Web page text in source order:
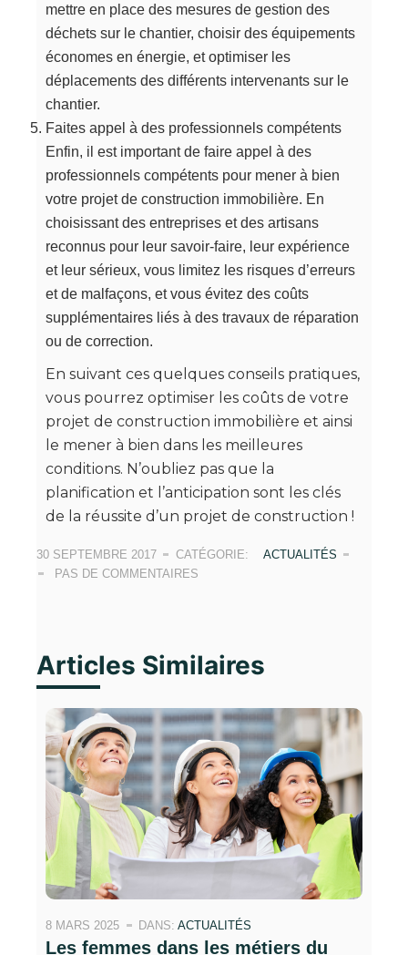
mettre en place des mesures de gestion des
déchets sur le chantier, choisir des équipements
économes en énergie, et optimiser les
déplacements des différents intervenants sur le
chantier.
Faites appel à des professionnels compétents
Enfin, il est important de faire appel à des
professionnels compétents pour mener à bien
votre projet de construction immobilière. En
choisissant des entreprises et des artisans
reconnus pour leur savoir-faire, leur expérience
et leur sérieux, vous limitez les risques d’erreurs
et de malfaçons, et vous évitez des coûts
supplémentaires liés à des travaux de réparation
ou de correction.
En suivant ces quelques conseils pratiques,
vous pourrez optimiser les coûts de votre
projet de construction immobilière et ainsi
le mener à bien dans les meilleures
conditions. N’oubliez pas que la
planification et l’anticipation sont les clés
de la réussite d’un projet de construction !
30 SEPTEMBRE 2017 CATÉGORIE:
ACTUALITÉS
PAS DE COMMENTAIRES
Articles Similaires
8 MARS 2025 DANS: ACTUALITÉS
Les femmes dans les métiers du